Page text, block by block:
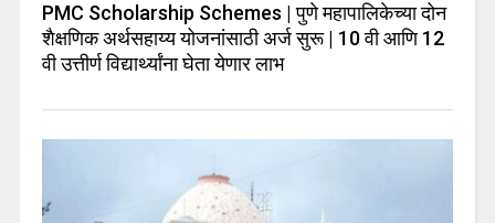
PMC Scholarship Schemes | पुणे महापालिकेच्या दोन
शैक्षणिक अर्थसहाय्य योजनांसाठी अर्ज सुरू | 10 वी आणि 12
वी उत्तीर्ण विद्यार्थ्यांना घेता येणार लाभ